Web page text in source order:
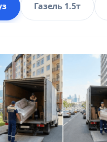
Газель 1.5т